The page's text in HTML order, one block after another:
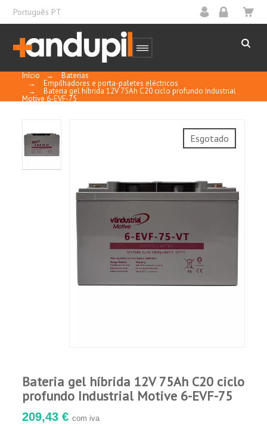
Português PT
Início → Baterias
→ Empilhadores e porta-paletes eléctricos
→ Bateria gel híbrida 12V 75Ah C20 ciclo profundo Industrial
Motive 6-EVF-75
Esgotado
Bateria gel híbrida 12V 75Ah C20 ciclo
profundo Industrial Motive 6-EVF-75
209,43 € com iva
Tecnologia de recombinação de gases:
Bateria VRLA sem manutenção, sem
necessidade de adicionar água ou ácido
durante a utilização.
Ciclo de vida longo: O ciclo de vida pode
Alta capacidade: Design de estrutura
patenteado com maior taxa de utilização do
material ativo e utilização do espaço interno
da bateria, entre 5% e 10% maior capacidade
do que produtos similares.
de liga com material de terras raras.
Alto desempenho em baixas temperaturas.
Com material condutor e agente de expansão
criogénico de alta atividade ao prato, o